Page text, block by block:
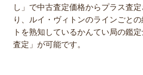
し」で中古査定価格からプラス査
り、ルイ・ヴィトンのラインごと
トを熟知しているかんてい局の鑑
査定」が可能です。